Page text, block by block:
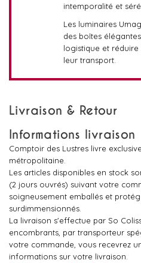
intemporalité et
Les luminaires
des boîtes
logistique et
leur transport.
Livraison & Retour
Informations livraison
Comptoir des Lustres livre
métropolitaine.
Les articles disponibles en stock
(2 jours ouvrés) suivant votre
soigneusement emballés et
surdimmensionnés.
La livraison s'effectue par So
encombrants, par transporteur
votre commande, vous recevrez
informations sur votre livraison.